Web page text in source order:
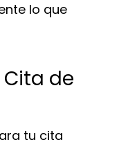
lo que
Cita de
tu cita